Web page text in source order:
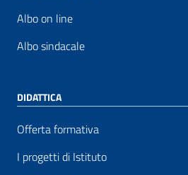
Albo on line
Albo sindacale
DIDATTICA
Offerta formativa
I progetti di Istituto